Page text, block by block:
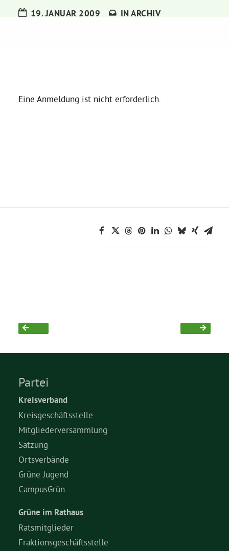
Sylvia Rietenberg, MdB
Aktiv werden
Termine
Arbeitsgruppen
Kommunalpolitik
19. JANUAR 2009 INARCHIV
Eine Anmeldung ist nicht erforderlich.
Partei
Kreisverband
Kreisgeschäftsstelle
Mitgliederversammlung
Satzung
Ortsverbände
Grüne Jugend
CampusGrün
Grüne im Rathaus
Ratsmitglieder
Fraktionsgeschäftsstelle